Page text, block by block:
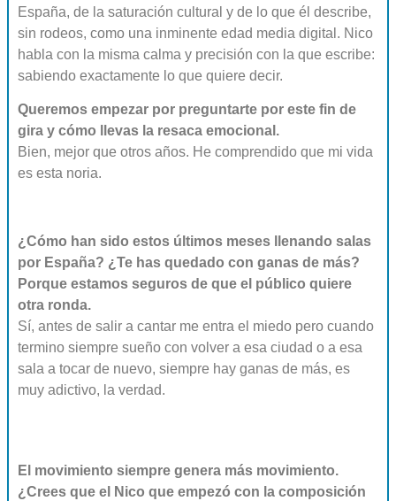
España, de la saturación cultural y de lo que él describe,
sin rodeos, como una inminente edad media digital. Nico
habla con la misma calma y precisión con la que escribe:
sabiendo exactamente lo que quiere decir.
Queremos empezar por preguntarte por este fin de
gira y cómo llevas la resaca emocional.
Bien, mejor que otros años. He comprendido que mi vida
es esta noria.
¿Cómo han sido estos últimos meses llenando salas
por España? ¿Te has quedado con ganas de más?
Porque estamos seguros de que el público quiere
otra ronda.
Sí, antes de salir a cantar me entra el miedo pero cuando
termino siempre sueño con volver a esa ciudad o a esa
sala a tocar de nuevo, siempre hay ganas de más, es
muy adictivo, la verdad.
El movimiento siempre genera más movimiento.
¿Crees que el Nico que empezó con la composición